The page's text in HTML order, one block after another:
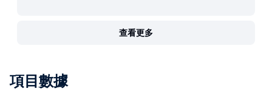
查看更多
項目數據